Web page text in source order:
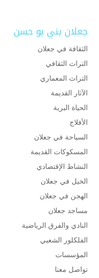
جعلان بني بو حسن
الثقافة في جعلان
التراث الثقافي
التراث المعماري
الآثار القديمة
الحياة البرية
الأفلاج
السياحة في جعلان
المسكوكات القديمة
النشاط الإقتصادي
الخيل في جعلان
الهجن في جعلان
مساجد جعلان
النادي والفرق الرياضية
الفلكلور الشعبي
المؤسسات
تواصل معنا